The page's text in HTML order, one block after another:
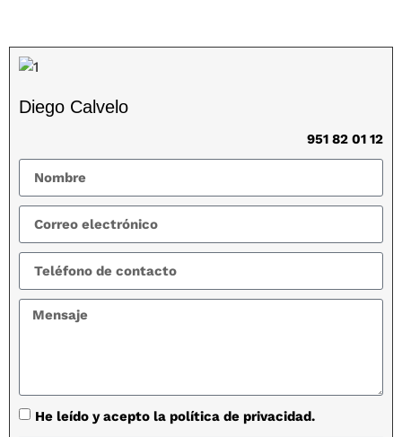
Diego Calvelo
951 82 01 12
He leído y acepto la política de privacidad.